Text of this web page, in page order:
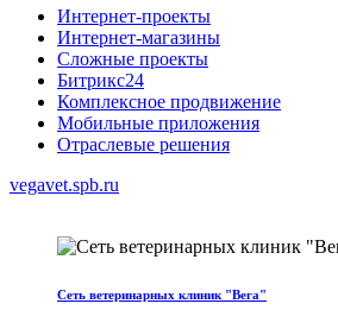
Интернет-проекты
Интернет-магазины
Сложные проекты
Битрикс24
Комплексное продвижение
Мобильные приложения
Отраслевые решения
vegavet.spb.ru
Сеть ветеринарных клиник "Вега"